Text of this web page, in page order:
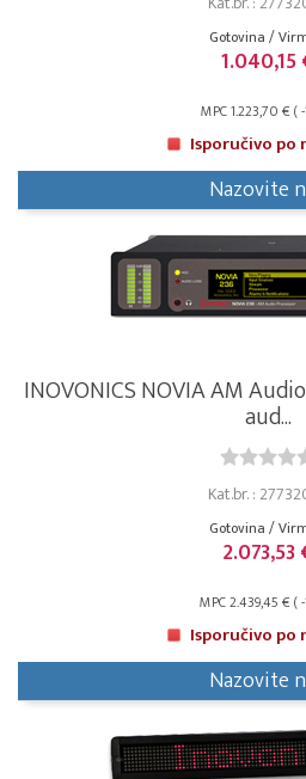
Gotovina /
1.040,15
MPC 1.223,70 € (
Isporučivo po
Nazovite
INOVONICS NOVIA AM
aud...
Kat.br. :
Gotovina /
2.073,53
MPC 2.439,45 € (
Isporučivo po
Nazovite